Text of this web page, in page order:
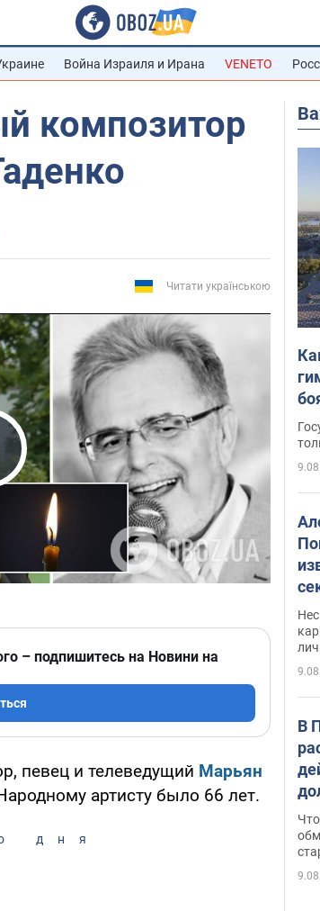
Война Израиля и Ирана VENETO
композитор
Читати українською
Video
– подпишитесь на Новини на
певец и телеведущий Марьян
артисту было 66 лет.
дня
В